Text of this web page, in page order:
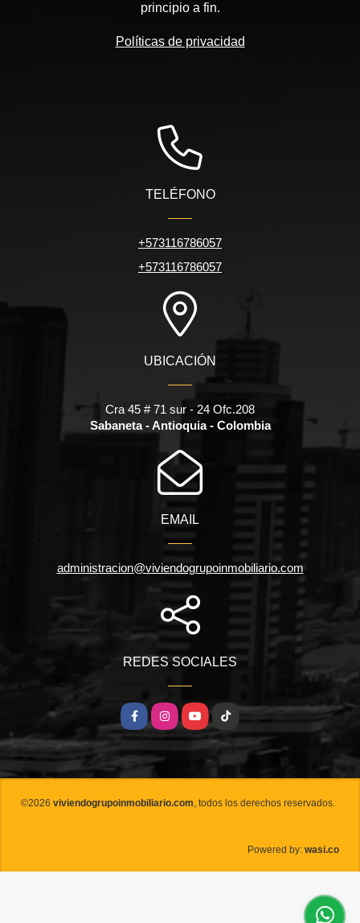
principio a fin.
Políticas de privacidad
TELÉFONO
+573116786057
+573116786057
UBICACIÓN
Cra 45 # 71 sur - 24 Ofc.208
Sabaneta - Antioquia - Colombia
EMAIL
administracion@viviendogrupoinmobiliario.com
REDES SOCIALES
FacebookInstagramYouTubeTikTok
©2026 viviendogrupoinmobiliario.com, todos los derechos reservados.
Powered by: wasi.co